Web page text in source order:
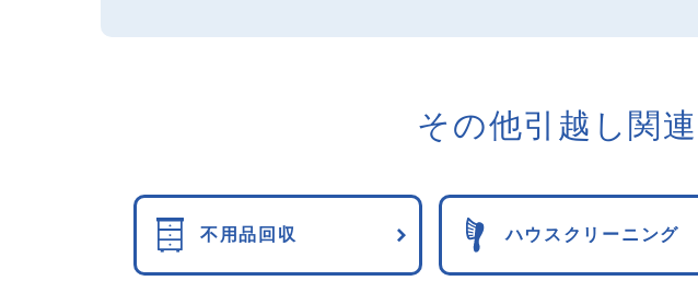
その他引越し関連
不用品回収 ハウスクリーニング